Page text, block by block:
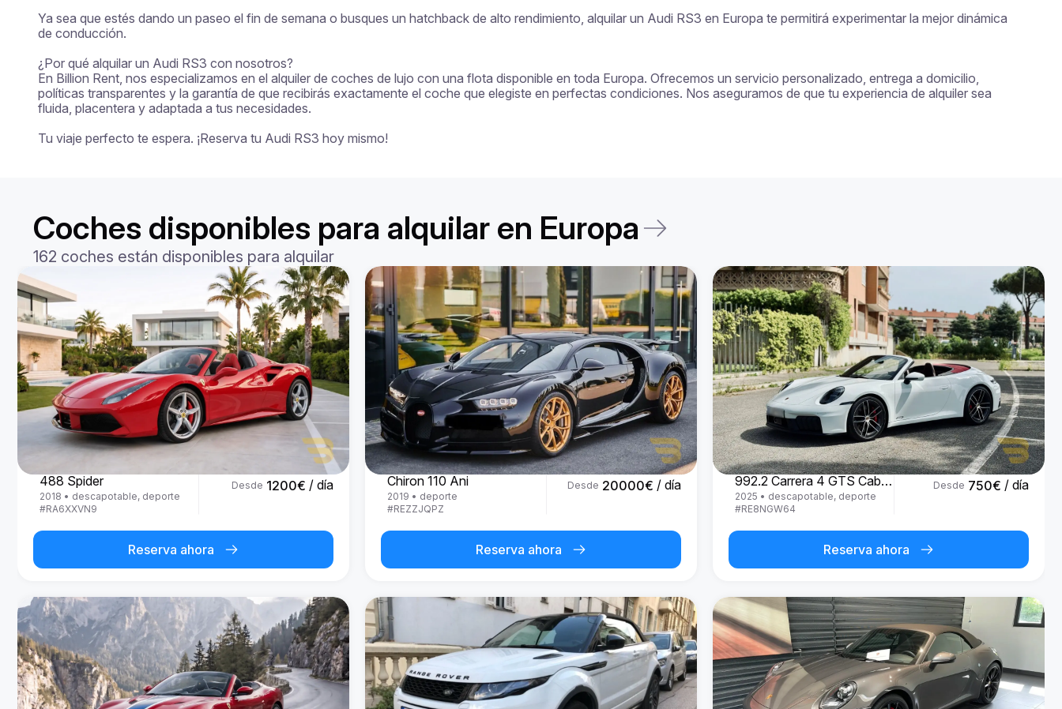
Ya sea que estés dando un paseo el fin de semana o busques un hatchback de alto rendimiento, alquilar un Audi RS3 en Europa te permitirá experimentar la mejor dinámica
de conducción.
¿Por qué alquilar un Audi RS3 con nosotros?
En Billion Rent, nos especializamos en el alquiler de coches de lujo con una flota disponible en toda Europa. Ofrecemos un servicio personalizado, entrega a domicilio,
políticas transparentes y la garantía de que recibirás exactamente el coche que elegiste en perfectas condiciones. Nos aseguramos de que tu experiencia de alquiler sea
fluida, placentera y adaptada a tus necesidades.
Tu viaje perfecto te espera. ¡Reserva tu Audi RS3 hoy mismo!
Coches disponibles para alquilar en Europa
162 coches están disponibles para alquilar
488 Spider
2018 • descapotable, deporte
#RA6XXVN9
Desde 1200€ / día
Reserva ahora
Bugatti
Chiron 110 Ani
2019 • deporte
#REZZJQPZ
Desde 20000€ / día
Reserva ahora
Porsche
992.2 Carrera 4 GTS Cabrio '25
2025 • descapotable, deporte
#RE8NGW64
Desde 750€ / día
Reserva ahora